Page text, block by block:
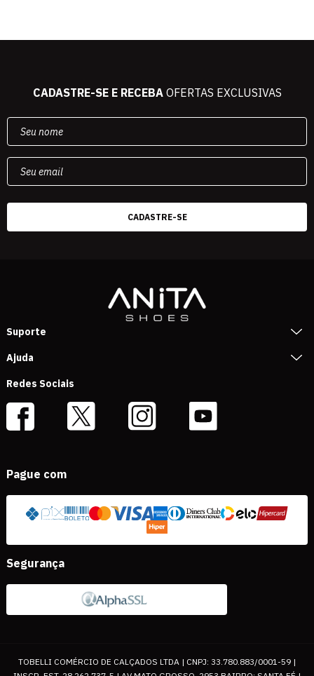
CADASTRE-SE E RECEBAOFERTAS EXCLUSIVAS
Suporte
Ajuda
Redes Sociais
Pague com
Segurança
TOBELLI COMÉRCIO DE CALÇADOS LTDA | CNPJ: 33.780.883/0001-59 |